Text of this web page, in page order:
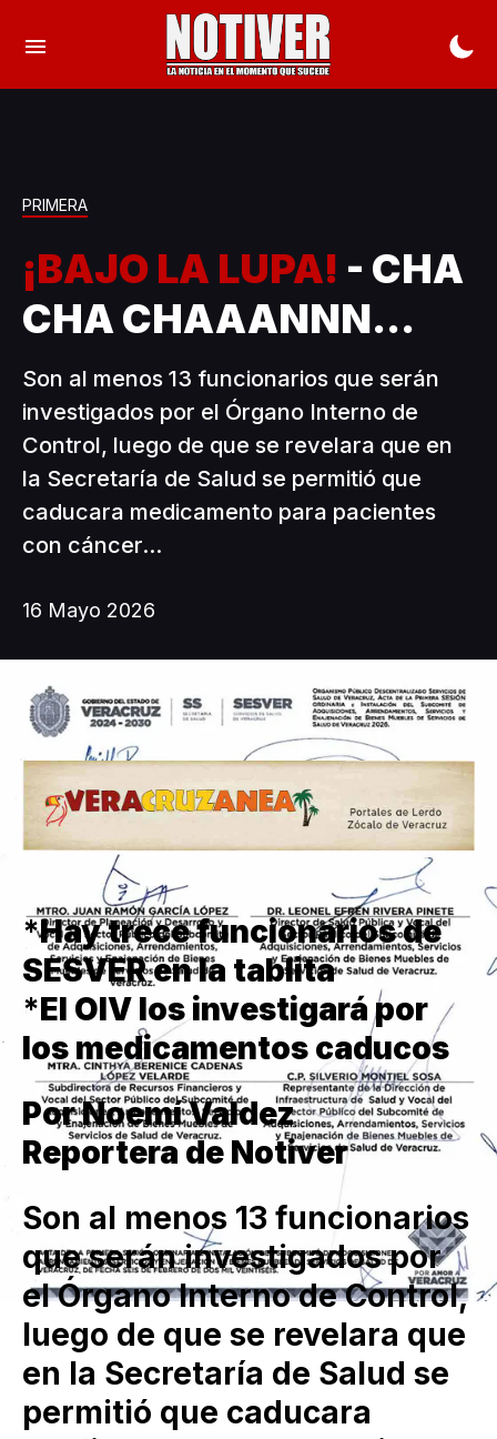
PRIMERA
¡BAJO LA LUPA! - CHA
CHA CHAAANNN...
Son al menos 13 funcionarios que serán
investigados por el Órgano Interno de
Control, luego de que se revelara que en
la Secretaría de Salud se permitió que
caducara medicamento para pacientes
con cáncer...
16 Mayo 2026
*Hay trece funcionarios de
SESVER en la tablita
*El OIV los investigará por
los medicamentos caducos
Por Noemí Valdez
Reportera de Notiver
Son al menos 13 funcionarios
que serán investigados por
el Órgano Interno de Control,
luego de que se revelara que
en la Secretaría de Salud se
permitió que caducara